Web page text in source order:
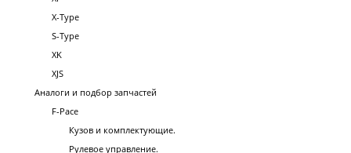
X-Type
S-Type
XK
XJS
Аналоги и подбор запчастей
F-Pace
Кузов и комплектующие.
Рулевое управление.